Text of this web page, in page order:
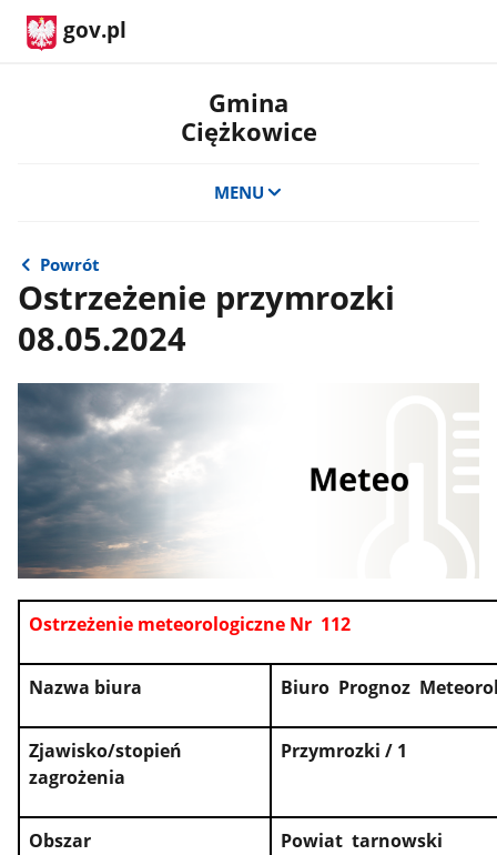
gov.pl
Gmina
Ciężkowice
MENU
Powrót
Ostrzeżenie przymrozki
08.05.2024
Ostrzeżenie meteorologiczne Nr 112
Nazwa biura Biuro Prognoz
Zjawisko/stopień
zagrożenia
Przymrozki / 1
Obszar Powiat tarnowski